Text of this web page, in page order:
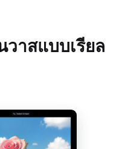
าสแบบเรียล